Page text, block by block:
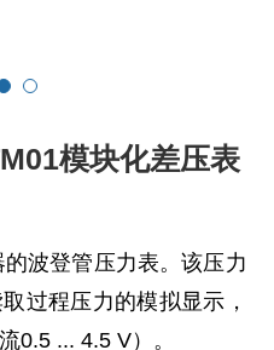
模块化差压表
波登管压力表。该压力
过程压力的模拟显示，
0.5 ... 4.5 V）。